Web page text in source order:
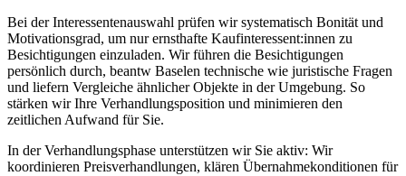
Bei der Interessentenauswahl prüfen wir systematisch Bonität und
Motivationsgrad, um nur ernsthafte Kaufinteressent:innen zu
Besichtigungen einzuladen. Wir führen die Besichtigungen
persönlich durch, beantw Baselen technische wie juristische Fragen
und liefern Vergleiche ähnlicher Objekte in der Umgebung. So
stärken wir Ihre Verhandlungsposition und minimieren den
zeitlichen Aufwand für Sie.
In der Verhandlungsphase unterstützen wir Sie aktiv: Wir
koordinieren Preisverhandlungen, klären Übernahmekonditionen für